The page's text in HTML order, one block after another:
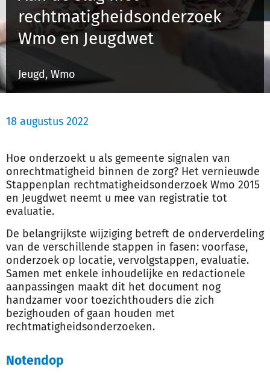
Inloggen
Registreren
rechtmatigheidsonderzoek
Wmo en Jeugdwet
Jeugd, Wmo
18 augustus 2022
Hoe onderzoekt u als gemeente signalen van
onrechtmatigheid binnen de zorg? Het vernieuwde
Stappenplan rechtmatigheidsonderzoek Wmo 2015
en Jeugdwet neemt u mee van registratie tot
evaluatie.
De belangrijkste wijziging betreft de onderverdeling
van de verschillende stappen in fasen: voorfase,
onderzoek op locatie, vervolgstappen, evaluatie.
Samen met enkele inhoudelijke en redactionele
aanpassingen maakt dit het document nog
handzamer voor toezichthouders die zich
bezighouden of gaan houden met
rechtmatigheidsonderzoeken.
Notendop